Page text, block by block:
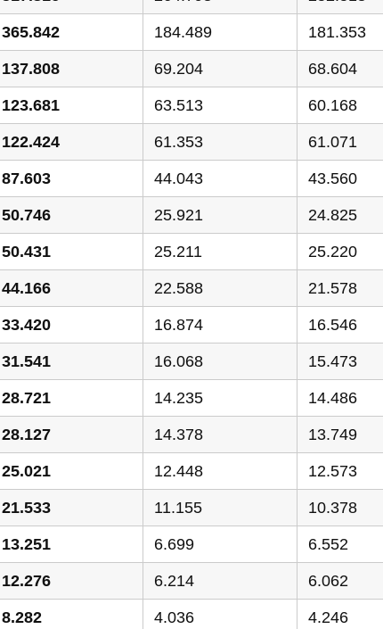
365.842 184.489 181.353
137.808 69.204 68.604
123.681 63.513 60.168
122.424 61.353 61.071
87.603 44.043 43.560
50.746 25.921 24.825
50.431 25.211 25.220
44.166 22.588 21.578
33.420 16.874 16.546
31.541 16.068 15.473
28.721 14.235 14.486
28.127 14.378 13.749
25.021 12.448 12.573
21.533 11.155 10.378
13.251 6.699 6.552
12.276 6.214 6.062
8.282 4.036 4.246